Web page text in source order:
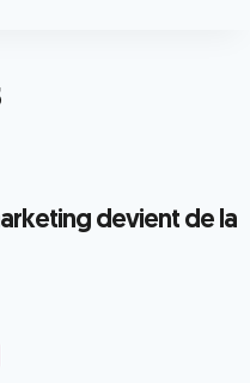
devient de la